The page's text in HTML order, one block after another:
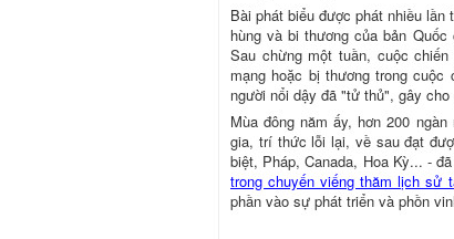
Bài phát biểu được phát nhiều
hùng và bi thương của bản
Sau chừng một tuần, cuộc
mạng hoặc bị thương trong
người nổi dậy đã "tử thủ", gây
Mùa đông năm ấy, hơn 200
gia, trí thức lỗi lại, về sau đạt
biệt, Pháp, Canada, Hoa Kỳ... -
trong chuyến viếng thăm lịch sử
phần vào sự phát triển và phồn